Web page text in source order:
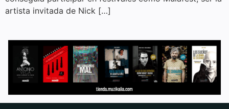
artista invitada de Nick […]